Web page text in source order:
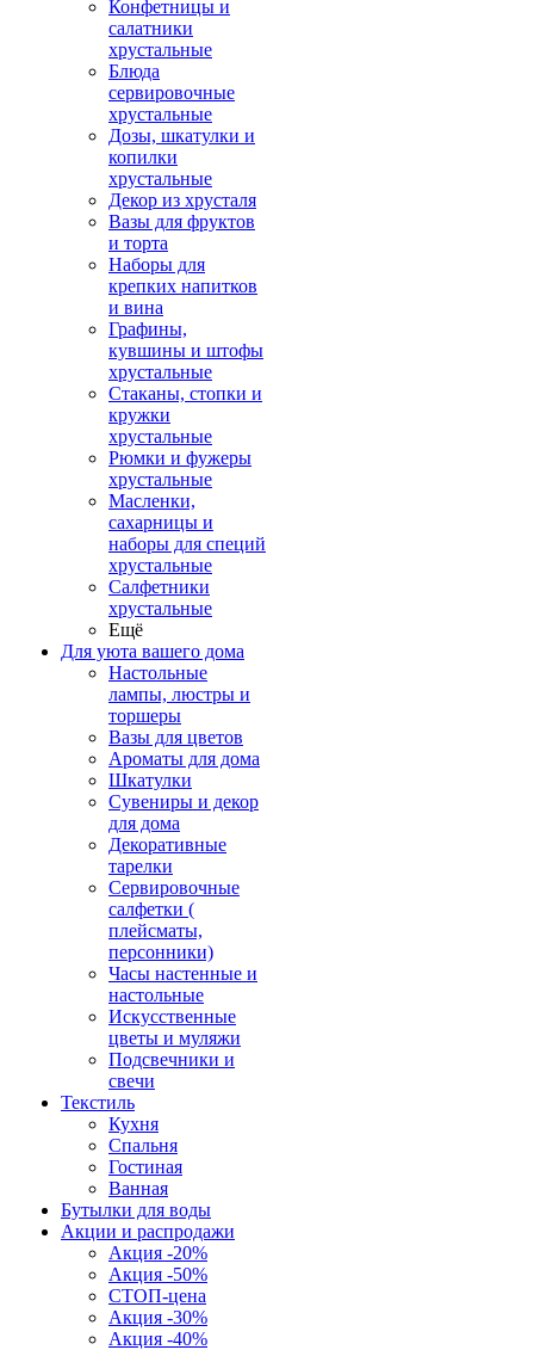
Конфетницы и
салатники
хрустальные
Блюда
сервировочные
хрустальные
Дозы, шкатулки и
копилки
хрустальные
Декор из хрусталя
Вазы для фруктов
и торта
Наборы для
крепких напитков
и вина
Графины,
кувшины и штофы
хрустальные
Стаканы, стопки и
кружки
хрустальные
Рюмки и фужеры
хрустальные
Масленки,
сахарницы и
наборы для специй
хрустальные
Салфетники
хрустальные
Ещё
Для уюта вашего дома
Настольные
лампы, люстры и
торшеры
Вазы для цветов
Ароматы для дома
Шкатулки
Сувениры и декор
для дома
Декоративные
тарелки
Сервировочные
салфетки (
плейсматы,
персонники)
Часы настенные и
настольные
Искусственные
цветы и муляжи
Подсвечники и
свечи
Текстиль
Кухня
Спальня
Гостиная
Ванная
Бутылки для воды
Акции и распродажи
Акция -20%
Акция -50%
СТОП-цена
Акция -30%
Акция -40%